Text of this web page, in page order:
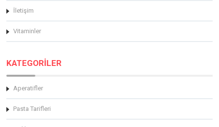
İletişim
Vitaminler
KATEGORİLER
Aperatifler
Pasta Tarifleri